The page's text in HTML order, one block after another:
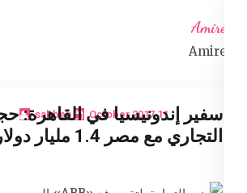
content
Amireta
Amireta
11 October 2017
sabbeh
سفير إندونيسيا في القاهرة:
التجاري مع مصر 1.4 مليار دولار